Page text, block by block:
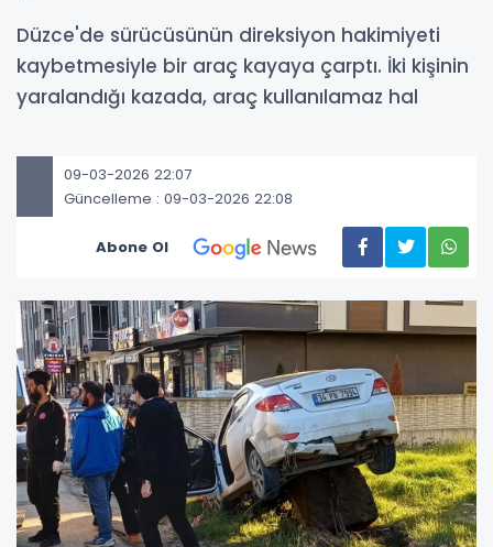
Düzce'de sürücüsünün direksiyon hakimiyeti
kaybetmesiyle bir araç kayaya çarptı. İki kişinin
yaralandığı kazada, araç kullanılamaz hal
09-03-2026 22:07
Güncelleme : 09-03-2026 22:08
Abone Ol